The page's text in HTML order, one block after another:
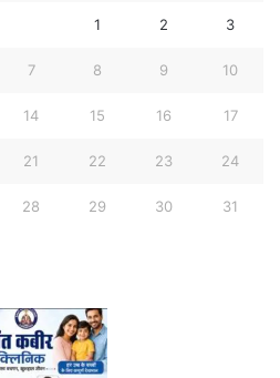
1 2 3
7 8 9 10
14 15 16 17
21 22 23 24
28 29 30 31